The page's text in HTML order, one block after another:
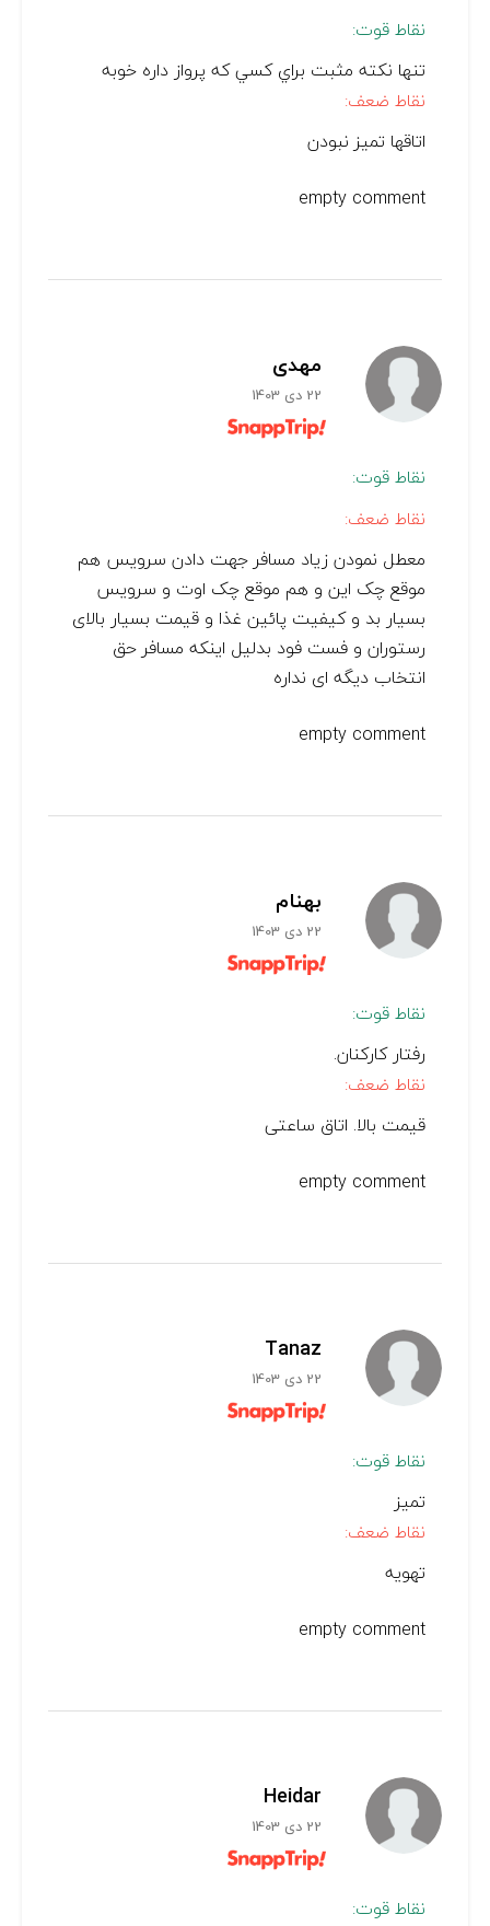
نقاط قوت:
تنها نكته مثبت براي كسي كه پرواز داره خوبه
نقاط ضعف:
اتاقها تميز نبودن
empty comment
مهدی
22 دی 1403
نقاط قوت:
نقاط ضعف:
معطل نمودن زیاد مسافر جهت دادن سرویس هم
موقع چک این و هم موقع چک اوت و سرویس
بسیار بد و کیفیت پائین غذا و قیمت بسیار بالای
رستوران و فست فود بدلیل اینکه مسافر حق
انتخاب دیگه ای نداره
empty comment
بهنام
22 دی 1403
نقاط قوت:
رفتار کارکنان.
نقاط ضعف:
قیمت بالا. اتاق ساعتی
empty comment
Tanaz
22 دی 1403
نقاط قوت:
تمیز
نقاط ضعف:
تهویه
empty comment
Heidar
22 دی 1403
نقاط قوت: